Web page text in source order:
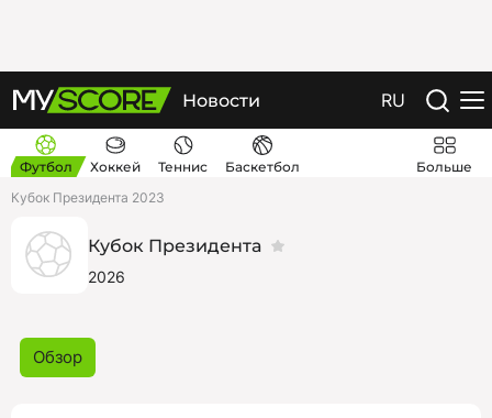
Новости RU
Футбол Хоккей Теннис Баскетбол
Больше
Кубок Президента 2023
Кубок Президента
2026
Обзор